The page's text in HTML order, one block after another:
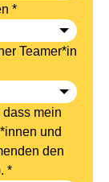
*
Teamer*in
mein
und
den
*